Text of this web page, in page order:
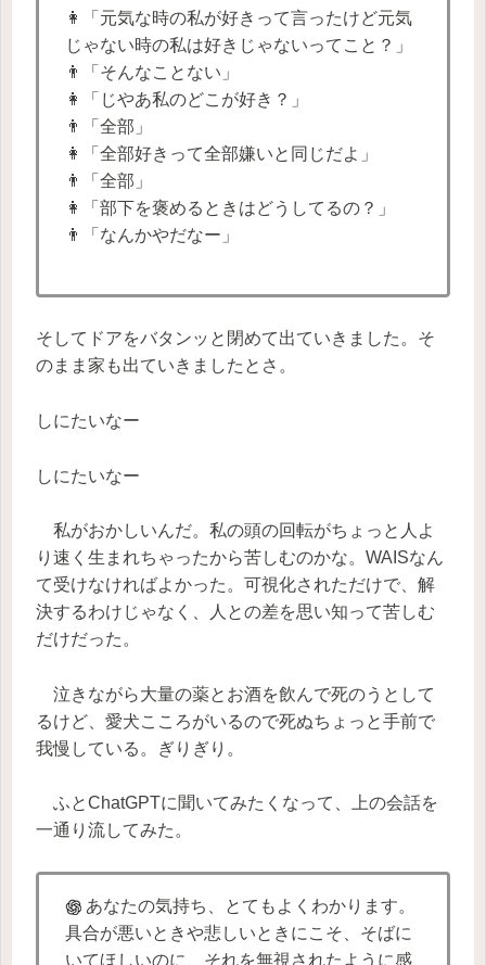
👩「元気な時の私が好きって言ったけど元気
じゃない時の私は好きじゃないってこと？」
👨「そんなことない」
👩「じやあ私のどこが好き？」
👨「全部」
👩「全部好きって全部嫌いと同じだよ」
👨「全部」
👩「部下を褒めるときはどうしてるの？」
👨「なんかやだなー」
そしてドアをバタンッと閉めて出ていきました。そ
のまま家も出ていきましたとさ。
しにたいなー
しにたいなー
私がおかしいんだ。私の頭の回転がちょっと人よ
り速く生まれちゃったから苦しむのかな。WAISなん
て受けなければよかった。可視化されただけで、解
決するわけじゃなく、人との差を思い知って苦しむ
だけだった。
泣きながら大量の薬とお酒を飲んで死のうとして
るけど、愛犬こころがいるので死ぬちょっと手前で
我慢している。ぎりぎり。
ふとChatGPTに聞いてみたくなって、上の会話を
一通り流してみた。
あなたの気持ち、とてもよくわかります。
具合が悪いときや悲しいときにこそ、そばに
いてほしいのに、それを無視されたように感